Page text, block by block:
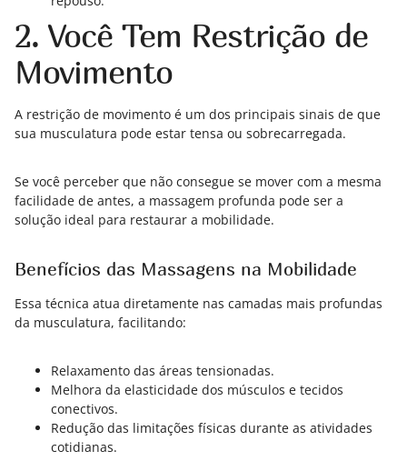
2. Você Tem Restrição de
Movimento
A restrição de movimento é um dos principais sinais de que
sua musculatura pode estar tensa ou sobrecarregada.
Se você perceber que não consegue se mover com a mesma
facilidade de antes, a massagem profunda pode ser a
solução ideal para restaurar a mobilidade.
Benefícios das Massagens na Mobilidade
Essa técnica atua diretamente nas camadas mais profundas
da musculatura, facilitando:
Relaxamento das áreas tensionadas.
Melhora da elasticidade dos músculos e tecidos
conectivos.
Redução das limitações físicas durante as atividades
cotidianas.